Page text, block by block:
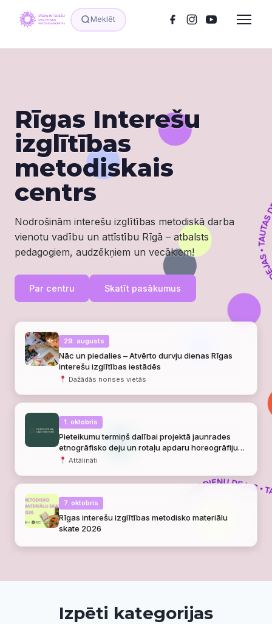
Meklēt
Rīgas Interešu
izglītības
metodiskais
centrs
Nodrošinām interešu izglītības metodiskā darba
vienotu vadību un attīstību Rīgā – atbalsts
pedagogiem, audzēkņiem un vecākiem!
Par centru Skatīt pasākumus
29. augusts
Nāc un piedalies – Atvērto durvju dienas Rīgas
interešu izglītības iestādēs
Dažādās norises vietās
1. oktobris
Pieteikumu termiņš dalībai projektā jaunrades
etnogrāfisko deju un rotaļu apdaru horeogrāfiju
veidošanai
Attālināti
7. oktobris
Rīgas interešu izglītības metodisko materiālu
skate 2026
Izpēti kategorijas